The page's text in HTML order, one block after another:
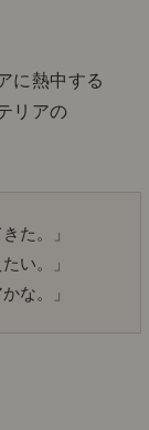
に熱中する
リアの
た。」
い。」
な。」